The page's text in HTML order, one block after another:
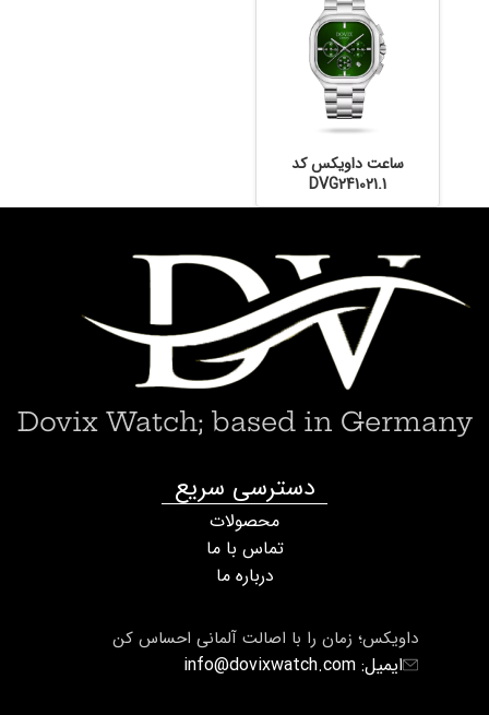
ساعت داویکس کد
DVG241021.1
داویکس؛ زمان را با اصالت آلمانی احساس کن
ایمیل: info@dovixwatch.com
دسترسی سریع
محصولات
تماس با ما
درباره ما
Dovix Watch; based in Germany